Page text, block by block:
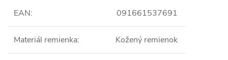
EAN: 091661537691
Materiál remienka: Kožený remienok